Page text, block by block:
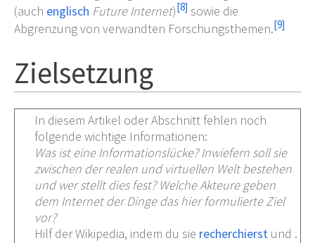
(auch englisch Future Internet)[8] sowie die
Abgrenzung von verwandten Forschungsthemen.[9]
Zielsetzung
In diesem Artikel oder Abschnitt fehlen noch
folgende wichtige Informationen:
Was ist eine Informationslücke? Inwiefern soll sie
zwischen der realen und virtuellen Welt bestehen
und wer stellt dies fest? Welche Akteure geben
dem Internet der Dinge das hier formulierte Ziel
vor?
Hilf der Wikipedia, indem du sie recherchierstund .